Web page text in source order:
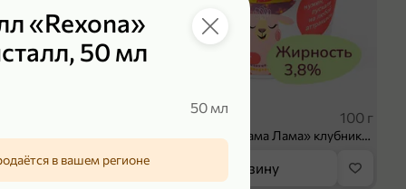
«Rexona»
50 мл
50 мл
в вашем регионе
Колбаса сыровяленая «ИНДИлайт» Сабросо Монте, в нарезке, 70 г
39,99 ₽ 100 г
Творог 3.8% «Мама Лама» клубника-банан, 100 г
В корзину